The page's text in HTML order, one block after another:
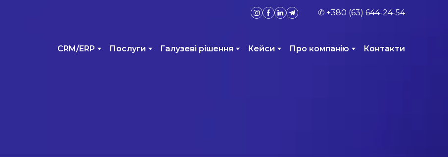
✆ +380 (63) 644-24-54
CRM/ERP Послуги Галузеві рішення Кейси Про компанію Контакти